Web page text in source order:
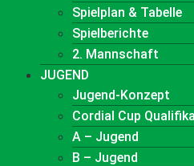
Spielplan & Tabelle
Spielberichte
2. Mannschaft
JUGEND
Jugend-Konzept
Cordial Cup
A – Jugend
B – Jugend